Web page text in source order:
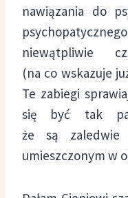
nawiązania do
niewątpliwie
(na co wskazuje
Te zabiegi
się być tak
że są zaledwie
umieszczonym w